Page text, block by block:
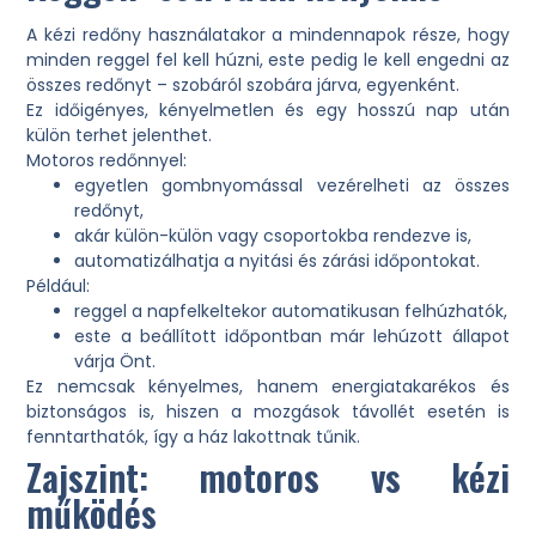
A kézi redőny használatakor a mindennapok része, hogy
minden reggel fel kell húzni, este pedig le kell engedni az
összes redőnyt – szobáról szobára járva, egyenként.
Ez időigényes, kényelmetlen és egy hosszú nap után
külön terhet jelenthet.
Motoros redőnnyel:
egyetlen gombnyomással vezérelheti az összes
redőnyt,
akár külön-külön vagy csoportokba rendezve is,
automatizálhatja a nyitási és zárási időpontokat.
Például:
reggel a napfelkeltekor automatikusan felhúzhatók,
este a beállított időpontban már lehúzott állapot
várja Önt.
Ez nemcsak kényelmes, hanem energiatakarékos és
biztonságos is, hiszen a mozgások távollét esetén is
fenntarthatók, így a ház lakottnak tűnik.
Zajszint: motoros vs kézi
működés